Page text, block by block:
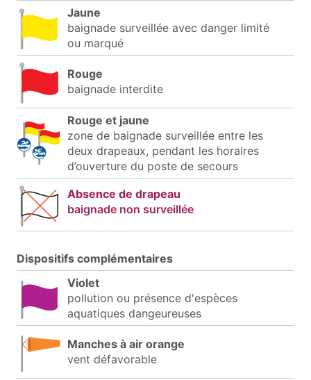
Jaune
baignade surveillée avec danger limité
ou marqué
Rouge
baignade interdite
Rouge et jaune
zone de baignade surveillée entre les
deux drapeaux, pendant les horaires
d’ouverture du poste de secours
Absence de drapeau
baignade non surveillée
Dispositifs complémentaires
Violet
pollution ou présence d'espèces
aquatiques dangeureuses
Manches à air orange
vent défavorable